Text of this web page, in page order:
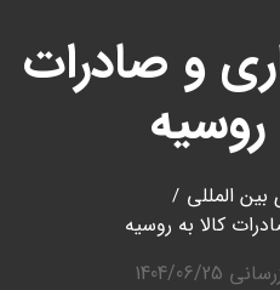
و صادرات
روسیه
بین المللی
کالا به روسیه
1404/06/25